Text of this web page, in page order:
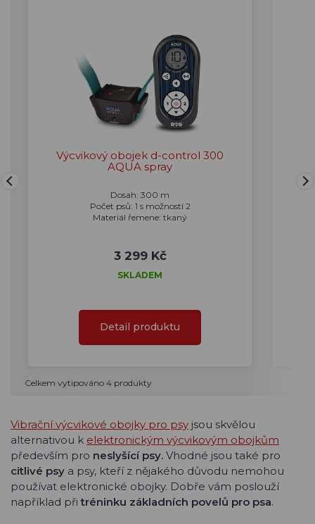
Výcvikový obojek d-control 300
AQUA spray
Dosah: 300 m
Počet psů: 1 s možností 2
Materiál řemene: tkaný
3 299 Kč
SKLADEM
Detail produktu
Celkem vytipováno 4 produkty
Vibrační výcvikové obojky pro psy jsou skvělou
alternativou k elektronickým výcvikovým obojkům
především pro neslyšící psy. Vhodné jsou také pro
citlivé psy a psy, kteří z nějakého důvodu nemohou
používat elektronické obojky. Dobře vám poslouží
například přitréninku základních povelů pro psa.